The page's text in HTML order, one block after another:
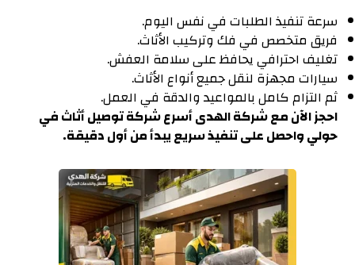
سرعة تنفيذ الطلبات في نفس اليوم.
فريق متخصص في فك وتركيب الأثاث.
تغليف احترافي يحافظ على سلامة العفش.
سيارات مجهزة لنقل جميع أنواع الأثاث.
ثم التزام كامل بالمواعيد والدقة في العمل.
احجز الآن مع شركة الهدى أسرع شركة توصيل أثاث في
حولي واحصل على تنفيذ سريع يبدأ من أول دقيقة.